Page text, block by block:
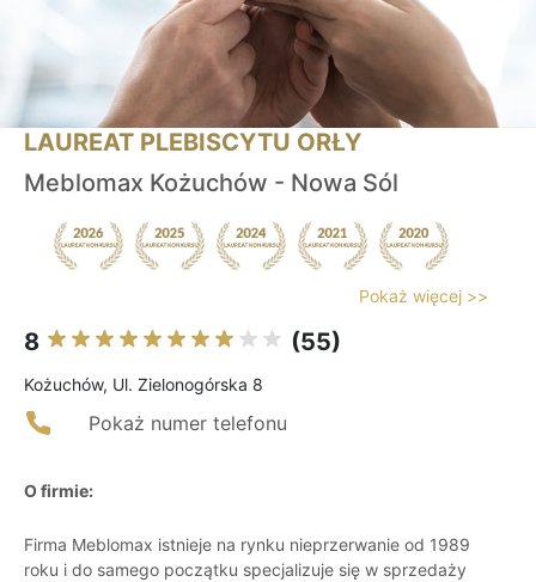
LAUREAT PLEBISCYTU ORŁY
Meblomax Kożuchów - Nowa Sól
Pokaż więcej >>
8 (55)
Kożuchów, Ul. Zielonogórska 8
Pokaż numer telefonu
O firmie:
Firma Meblomax istnieje na rynku nieprzerwanie od 1989
roku i do samego początku specjalizuje się w sprzedaży